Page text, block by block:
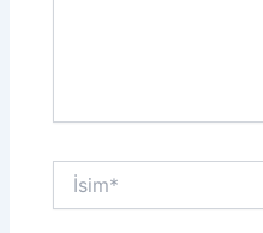
İsim*